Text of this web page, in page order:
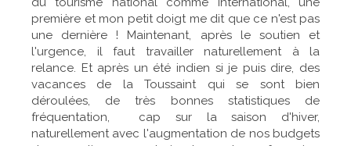
première et mon petit doigt me dit que ce n'est pas
une dernière ! Maintenant, après le soutien et
l'urgence, il faut travailler naturellement à la
relance. Et après un été indien si je puis dire, des
vacances de la Toussaint qui se sont bien
déroulées, de très bonnes statistiques de
fréquentation, cap sur la saison d'hiver,
naturellement avec l'augmentation de nos budgets